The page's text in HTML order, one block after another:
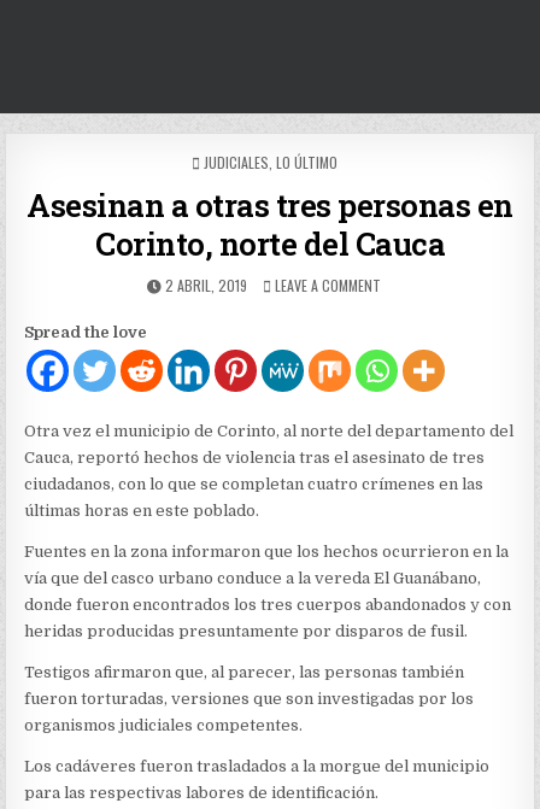
POSTED
JUDICIALES LO ÚLTIMO
Asesinan a otras tres personas en
Corinto, norte del Cauca
PUBLISHED
2 ABRIL, 2019 LEAVE A COMMENT
OTRAS
TRES
PERSONAS
CORINTO,
NORTE
DEL
CAUCA
Spread the love
Otra vez el municipio de Corinto, al norte del departamento del
Cauca, reportó hechos de violencia tras el asesinato de tres
ciudadanos, con lo que se completan cuatro crímenes en las
últimas horas en este poblado.
Fuentes en la zona informaron que los hechos ocurrieron en la
vía que del casco urbano conduce a la vereda El Guanábano,
donde fueron encontrados los tres cuerpos abandonados y con
heridas producidas presuntamente por disparos de fusil.
Testigos afirmaron que, al parecer, las personas también
fueron torturadas, versiones que son investigadas por los
organismos judiciales competentes.
Los cadáveres fueron trasladados a la morgue del municipio
para las respectivas labores de identificación.